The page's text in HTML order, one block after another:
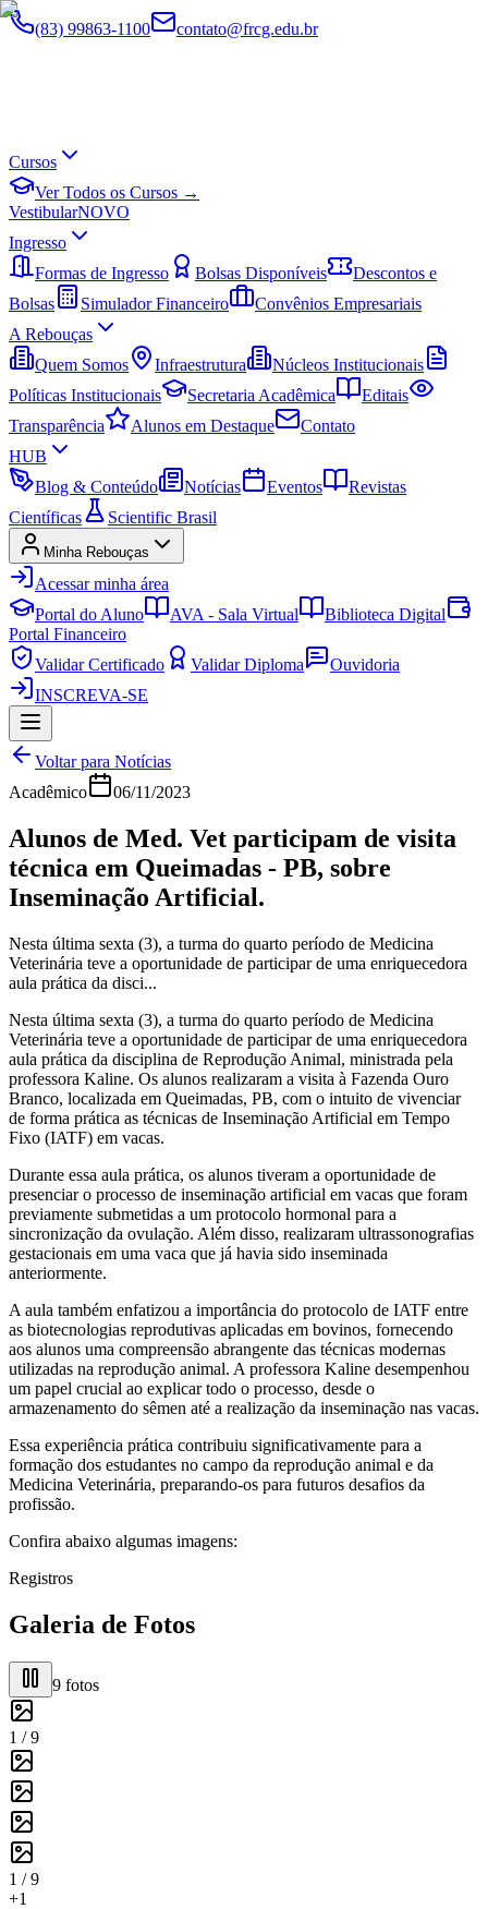
(83) 99863-1100 contato@frcg.edu.br
Cursos
Ver Todos os Cursos →
VestibularNOVO
Ingresso
Formas de Ingresso
Bolsas Disponíveis
Descontos e
Bolsas
Simulador Financeiro
Convênios Empresariais
A Rebouças
Quem Somos
Infraestrutura
Núcleos Institucionais
Políticas Institucionais
Secretaria Acadêmica
Editais
Transparência
Alunos em Destaque
Contato
HUB
Blog & Conteúdo
Notícias Eventos
Revistas
Científicas
Scientific Brasil
Minha Rebouças
Acessar minha área
Portal do Aluno
AVA - Sala Virtual
Biblioteca Digital
Portal Financeiro
Validar Certificado
Validar Diploma
Ouvidoria
INSCREVA-SE
Voltar para Notícias
Acadêmico
06/11/2023
Alunos de Med. Vet participam de visita
técnica em Queimadas - PB, sobre
Inseminação Artificial.
Nesta última sexta (3), a turma do quarto período de Medicina
Veterinária teve a oportunidade de participar de uma enriquecedora
aula prática da disci...
Nesta última sexta (3), a turma do quarto período de Medicina
Veterinária teve a oportunidade de participar de uma enriquecedora
aula prática da disciplina de Reprodução Animal, ministrada pela
professora Kaline. Os alunos realizaram a visita à Fazenda Ouro
Branco, localizada em Queimadas, PB, com o intuito de vivenciar
de forma prática as técnicas de Inseminação Artificial em Tempo
Fixo (IATF) em vacas.
Durante essa aula prática, os alunos tiveram a oportunidade de
presenciar o processo de inseminação artificial em vacas que foram
previamente submetidas a um protocolo hormonal para a
sincronização da ovulação. Além disso, realizaram ultrassonografias
gestacionais em uma vaca que já havia sido inseminada
anteriormente.
A aula também enfatizou a importância do protocolo de IATF entre
as biotecnologias reprodutivas aplicadas em bovinos, fornecendo
aos alunos uma compreensão abrangente das técnicas modernas
utilizadas na reprodução animal. A professora Kaline desempenhou
um papel crucial ao explicar todo o processo, desde o
armazenamento do sêmen até a realização da inseminação nas vacas.
Essa experiência prática contribuiu significativamente para a
formação dos estudantes no campo da reprodução animal e da
Medicina Veterinária, preparando-os para futuros desafios da
profissão.
Confira abaixo algumas imagens:
Registros
Galeria de Fotos
9 fotos
1 /9
1 /9
+1